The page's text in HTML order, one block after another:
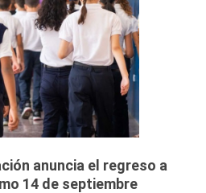
anuncia el regreso a
14 de septiembre